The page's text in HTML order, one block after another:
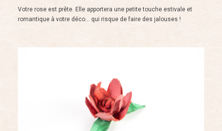
Votre rose est prête. Elle apportera une petite touche estivale et
romantique à votre déco… qui risque de faire des jalouses !